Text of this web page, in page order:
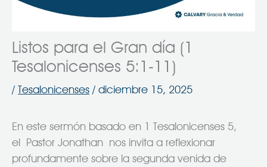
Listos para el Gran día (1
Tesalonicenses 5:1-11)
/ Tesalonicenses / diciembre 15, 2025
En este sermón basado en 1 Tesalonicenses 5,
el Pastor Jonathan nos invita a reflexionar
profundamente sobre la segunda venida de